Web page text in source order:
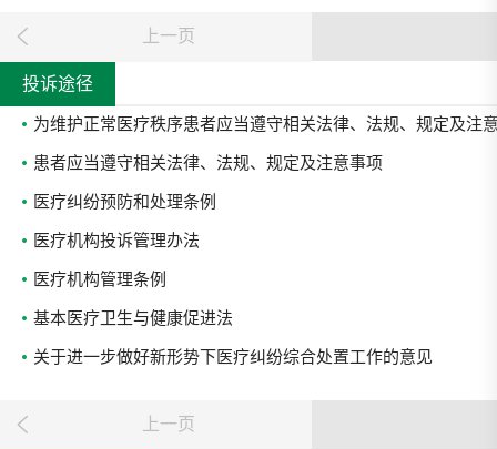
上一页
投诉途径
为维护正常医疗秩序患者应当遵守相关法律、法规、规定及注
患者应当遵守相关法律、法规、规定及注意事项
医疗纠纷预防和处理条例
医疗机构投诉管理办法
医疗机构管理条例
基本医疗卫生与健康促进法
关于进一步做好新形势下医疗纠纷综合处置工作的意见
上一页